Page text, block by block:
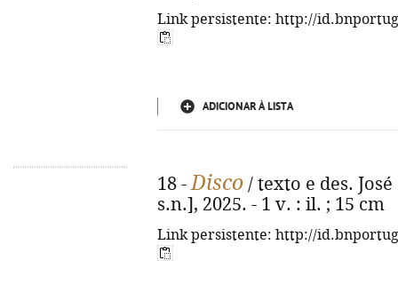
Link persistente: http://
ADICIONAR À LISTA
18 -Disco / texto e des.
s.n.], 2025. - 1 v. : il. ; 15 cm
Link persistente: http://